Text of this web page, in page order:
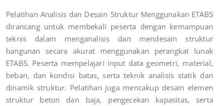
Pelatihan Analisis dan Desain Struktur Menggunakan ETABS
dirancang untuk membekali peserta dengan kemampuan
teknis dalam menganalisis dan mendesain struktur
bangunan secara akurat menggunakan perangkat lunak
ETABS. Peserta mempelajari input data geometri, material,
beban, dan kondisi batas, serta teknik analisis statik dan
dinamik struktur. Pelatihan juga mencakup desain elemen
struktur beton dan baja, pengecekan kapasitas, serta